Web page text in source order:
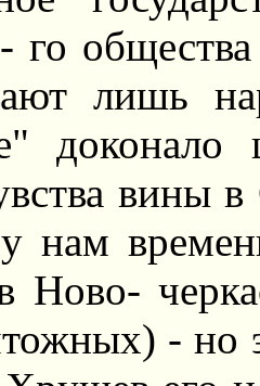
го
лишь
вины
нам
Hово-
- но